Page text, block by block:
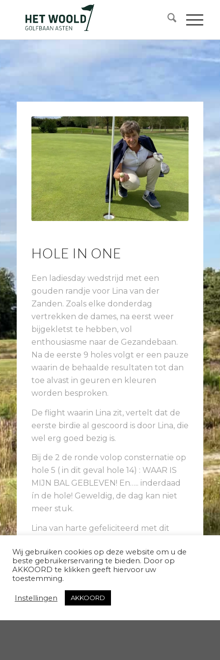
HOLE IN ONE
Een ladiesday wedstrijd met een
gouden randje voor Lina van der
Zanden. Zoals elke donderdag
vertrekken de dames, na eerst weer
bijgekletst te hebben, vol
enthousiasme naar de Gezandebaan.
Na de eerste 9 holes volgt er een pauze
waarin de behaalde resultaten tot dan
toe alvast in geuren en kleuren
worden besproken.
De flight waarin Lina zit, vertelt dat de
eerste birdie al gescoord is door Lina, die
wel erg goed bezig is.
Bij de 2 de ronde volop consternatie op
hole 5 ( in dit geval hole 14) : WAAR IS
MIJN BAL GEBLEVEN! En….. inderdaad
ín de hole! Geweldig, de dag kan niet
meer stuk.
Lina van harte gefeliciteerd met dit
van het golfspel.
Wij gebruiken cookies op deze website om u de
beste gebruikerservaring te bieden. Door op
AKKOORD te klikken geeft hiervoor uw
toestemming.
Instellingen AKKOORD